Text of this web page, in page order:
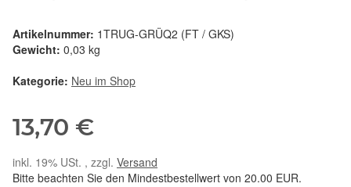
Artikelnummer: 1TRUG-GRÜQ2 (FT / GKS)
Gewicht: 0,03 kg
Kategorie: Neu im Shop
13,70 €
inkl. 19% USt. , zzgl. Versand
Bitte beachten Sie den Mindestbestellwert von 20.00 EUR.